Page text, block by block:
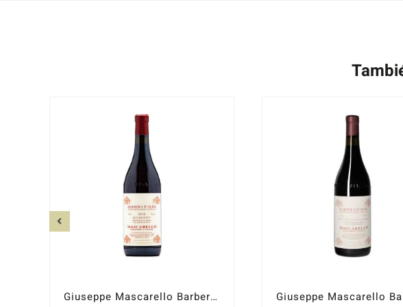
Giuseppe Mascarello Barbera d´Alba Scudetto 2021